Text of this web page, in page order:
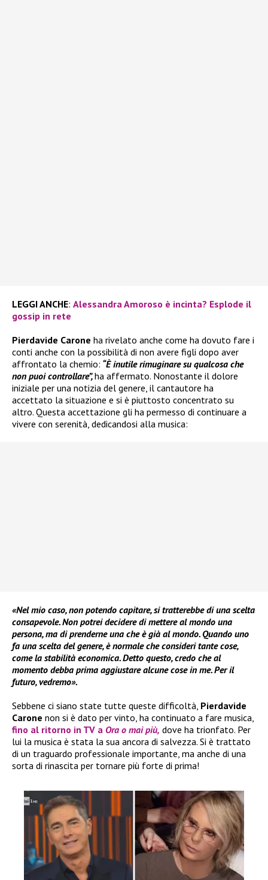
LEGGI ANCHE: Alessandra Amoroso è incinta? Esplode il
gossip in rete
Pierdavide Carone ha rivelato anche come ha dovuto fare i
conti anche con la possibilità di non avere figli dopo aver
affrontato la chemio: “È inutile rimuginare su qualcosa che
non puoi controllare”,ha affermato. Nonostante il dolore
iniziale per una notizia del genere, il cantautore ha
accettato la situazione e si è piuttosto concentrato su
altro. Questa accettazione gli ha permesso di continuare a
vivere con serenità, dedicandosi alla musica:
«Nel mio caso, non potendo capitare, si tratterebbe di una scelta
consapevole. Non potrei decidere di mettere al mondo una
persona, ma di prenderne una che è già al mondo. Quando uno
fa una scelta del genere, è normale che consideri tante cose,
come la stabilità economica. Detto questo, credo che al
momento debba prima aggiustare alcune cose in me. Per il
futuro, vedremo».
Sebbene ci siano state tutte queste difficoltà, Pierdavide
Carone non si è dato per vinto, ha continuato a fare musica,
fino al ritorno in TV a Ora o mai più, dove ha trionfato. Per
lui la musica è stata la sua ancora di salvezza. Si è trattato
di un traguardo professionale importante, ma anche di una
sorta di rinascita per tornare più forte di prima!